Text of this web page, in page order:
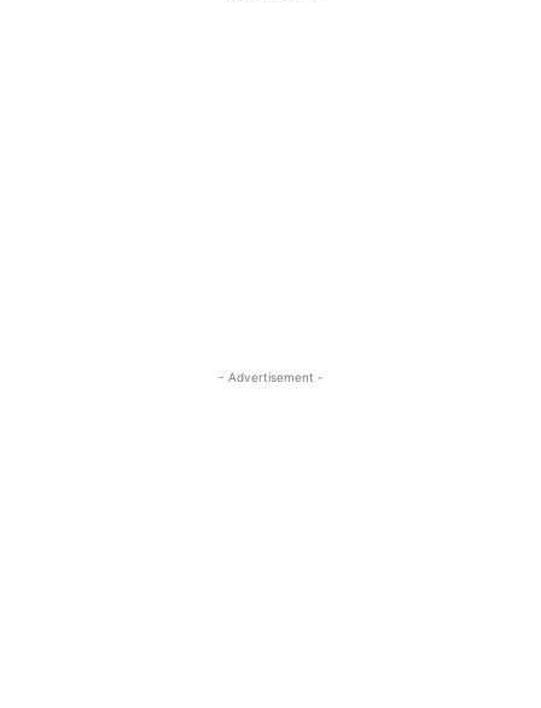
- Advertisement -